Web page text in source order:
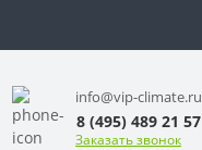
info@vip-climate.ru
8 (495) 489 21 57
Заказать звонок